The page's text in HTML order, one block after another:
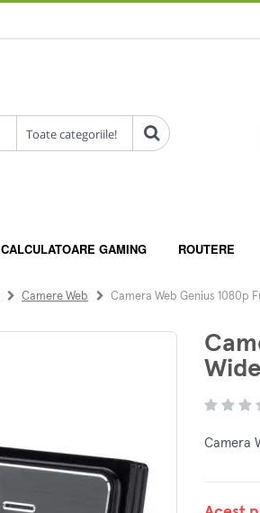
CALCULATOARE GAMING ROUTERE
Camere Web Camera Web Genius 1080p
Camera